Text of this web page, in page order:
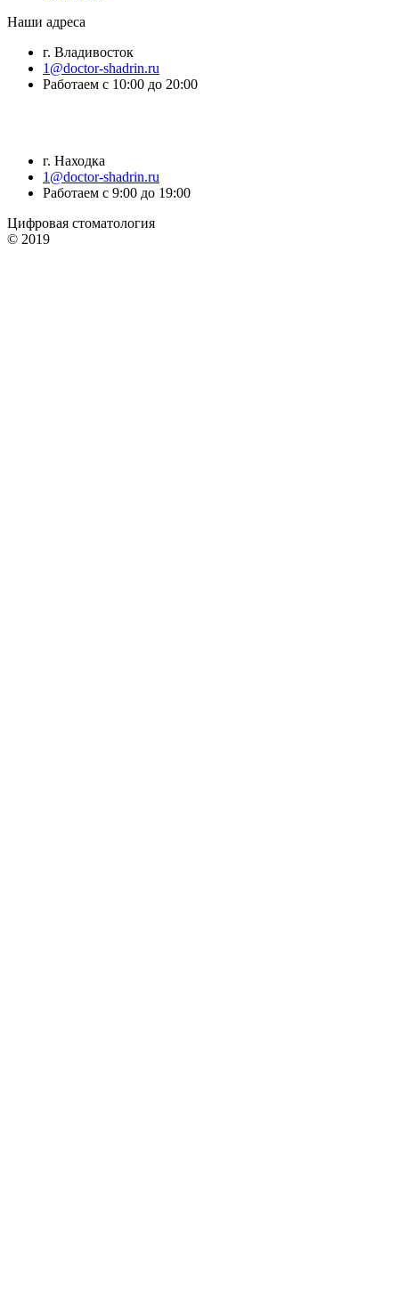
Наши адреса
г. Владивосток
1@doctor-shadrin.ru
Работаем с 10:00 до 20:00
г. Находка
1@doctor-shadrin.ru
Работаем с 9:00 до 19:00
Цифровая стоматология
© 2019